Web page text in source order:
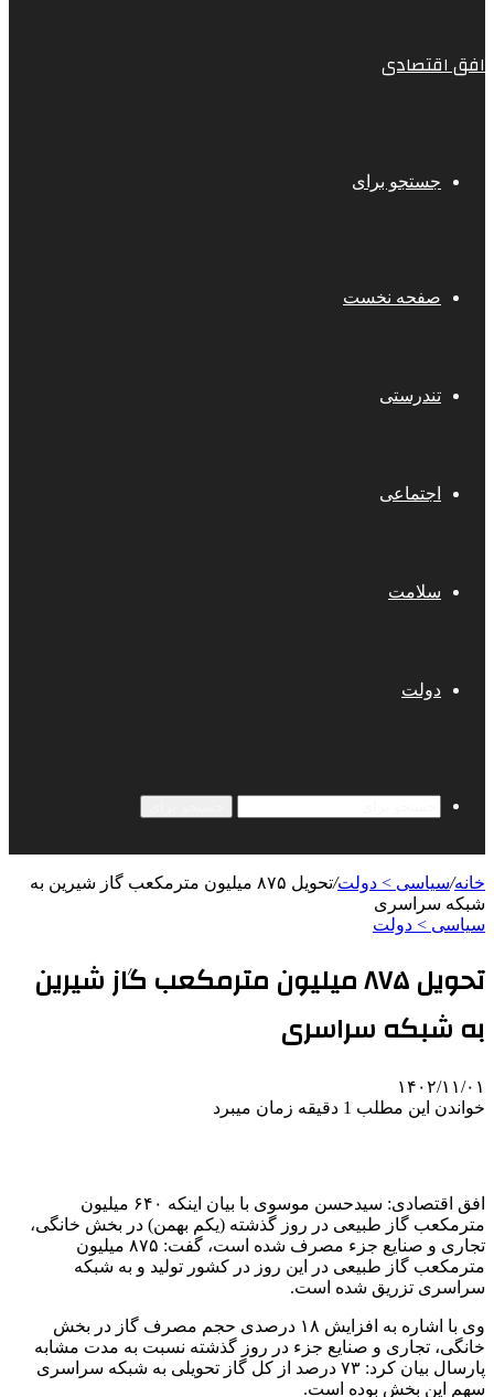
افق اقتصادی
جستجو برای
صفحه نخست
تندرستی
اجتماعی
سلامت
دولت
خانه/سیاسی > دولت/
تحویل ۸۷۵ میلیون مترمکعب گاز شیرین به
شبکه سراسری
سیاسی > دولت
تحویل ۸۷۵ میلیون مترمکعب گاز شیرین
به شبکه سراسری
۱۴۰۲/۱۱/۰۱
خواندن این مطلب 1 دقیقه زمان میبرد
افق اقتصادی: سیدحسن موسوی با بیان اینکه ۶۴۰ میلیون
مترمکعب گاز طبیعی در روز گذشته (یکم بهمن) در بخش خانگی،
تجاری و صنایع جزء مصرف شده است، گفت: ۸۷۵ میلیون
مترمکعب گاز طبیعی در این روز در کشور تولید و به شبکه
سراسری تزریق شده است.
وی با اشاره به افزایش ۱۸ درصدی حجم مصرف گاز در بخش
خانگی، تجاری و صنایع جزء در روز گذشته نسبت به مدت مشابه
پارسال بیان کرد: ۷۳ درصد از کل گاز تحویلی به شبکه سراسری
سهم این بخش بوده است.